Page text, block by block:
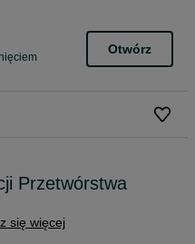
Otwórz
Przetwórstwa
się więcej